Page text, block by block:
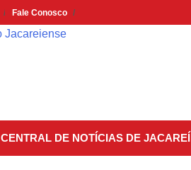
Fale Conosco
CENTRAL DE NOTÍCIAS DE JACAREÍ